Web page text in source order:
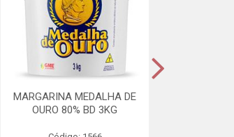
MARGARINA MEDALHA DE
OURO 80% BD 3KG